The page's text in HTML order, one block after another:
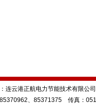
连云港正航电力节能技术有
、85371375 传真：